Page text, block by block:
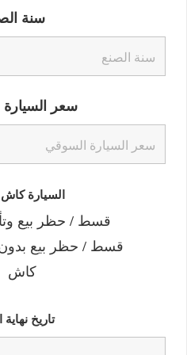
سنة
سعر
السيارة
قسط / حظر بيع
قسط / حظر بيع بدون
كاش
تاريخ